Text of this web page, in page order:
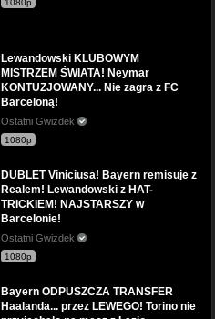
1080p
Lewandowski KLUBOWYM
MISTRZEM ŚWIATA! Neymar
KONTUZJOWANY... Nie zagra z FC
Barceloną!
Ostatni Gwizdek
1080p
DUBLET Viniciusa! Bayern remisuje z
Realem! Lewandowski z HAT-
TRICKIEM! NAJSTARSZY w
Barcelonie!
Ostatni Gwizdek
1080p
Bayern ODPUSZCZA TRANSFER
Haalanda... przez LEWEGO! Torino nie